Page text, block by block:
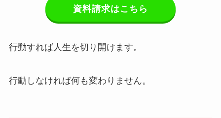
資料請求はこちら
行動すれば人生を切り開けます。
行動しなければ何も変わりません。